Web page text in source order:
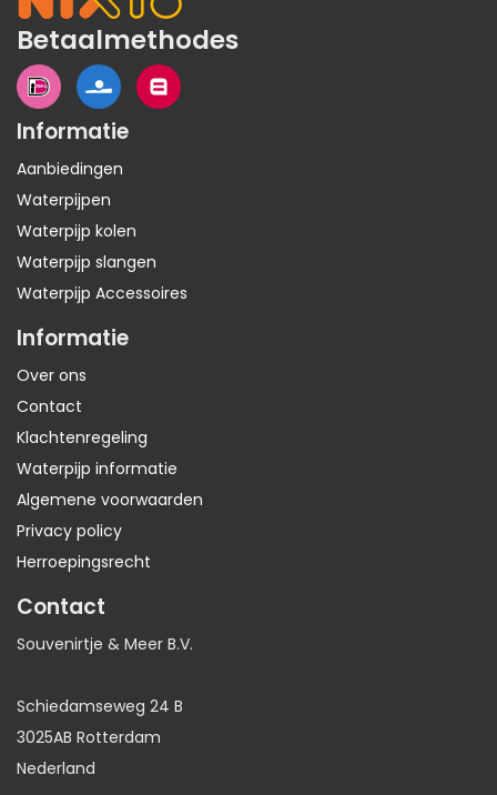
Betaalmethodes
Informatie
Aanbiedingen
Waterpijpen
Waterpijp kolen
Waterpijp slangen
Waterpijp Accessoires
Informatie
Over ons
Contact
Klachtenregeling
Waterpijp informatie
Algemene voorwaarden
Privacy policy
Herroepingsrecht
Contact
Souvenirtje & Meer B.V.
Schiedamseweg 24 B
3025AB Rotterdam
Nederland